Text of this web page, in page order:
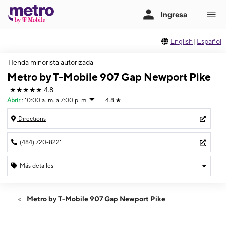
English | Español
TIenda minorista autorizada
Metro by T-Mobile 907 Gap Newport Pike
★★★★★ 4.8
Abrir : 10:00 a. m. a 7:00 p. m. 4.8 ★
Directions
(484) 720-8221
Más detalles
Sábado:10:00 a. m. a 7:00 p. m.
Metro by T-Mobile 907 Gap Newport Pike